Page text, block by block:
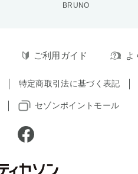
BRUNO
ご利用ガイド よ
特定商取引法に基づく表記
セゾンポイントモール